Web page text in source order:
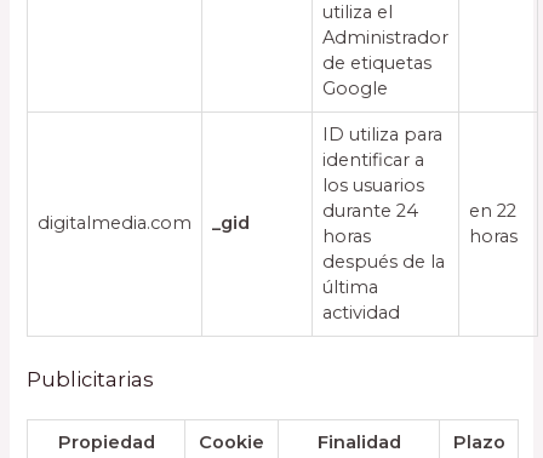
utiliza el
Administrador
de etiquetas
Google
digitalmedia.com _gid
ID utiliza para
identificar a
los usuarios
durante 24
horas
después de la
última
actividad
en 22
horas
Publicitarias
Propiedad Cookie Finalidad Plazo